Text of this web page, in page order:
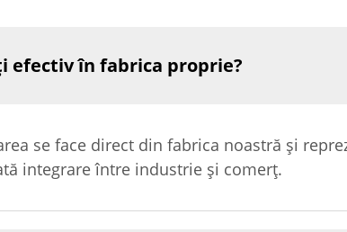
efectiv în fabrica proprie?
se face direct din fabrica noastră și
integrare între industrie și comerț.